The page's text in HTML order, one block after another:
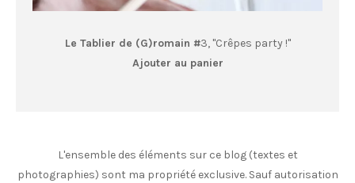
Le Tablier de (G)romain #3, "Crêpes party !"
Ajouter au panier
L'ensemble des éléments sur ce blog (textes et
photographies) sont ma propriété exclusive. Sauf autorisation